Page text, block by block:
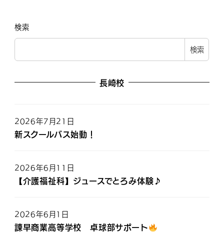
検索
検索
長崎校
新スクールバス始動！
2026年7月21日
【介護福祉科】ジュースでとろみ体験♪
2026年6月11日
諫早商業高等学校 卓球部サポート
2026年6月1日